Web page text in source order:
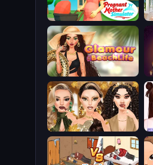
Pregnant Mother Simulator
Glamour Beach Life
Autumn Glam Gala